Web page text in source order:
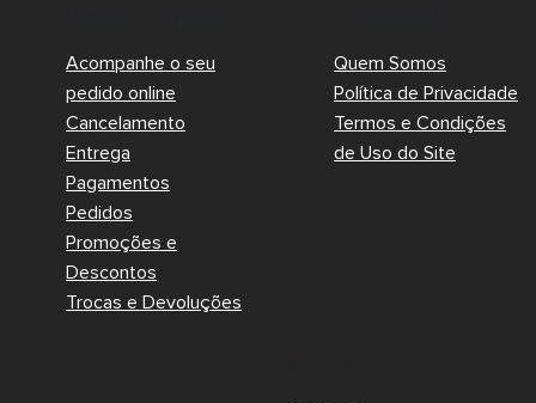
Acompanhe o seu
pedido online
Cancelamento
Entrega
Pagamentos
Pedidos
Promoções e
Descontos
Trocas e Devoluções
Quem Somos
Política de Privacidade
Termos e Condições
de Uso do Site